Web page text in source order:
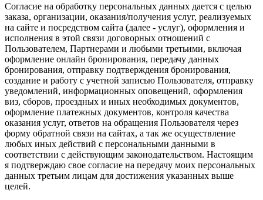
Согласие на обработку персональных данных дается с целью
заказа, организации, оказания/получения услуг, реализуемых
на сайте и посредством сайта (далее - услуг), оформления и
исполнения в этой связи договорных отношений с
Пользователем, Партнерами и любыми третьими, включая
оформление онлайн бронирования, передачу данных
бронирования, отправку подтверждения бронирования,
создание и работу с учетной записью Пользователя, отправку
уведомлений, информационных оповещений, оформления
виз, сборов, проездных и иных необходимых документов,
оформление платежных документов, контроля качества
оказания услуг, ответов на обращения Пользователя через
форму обратной связи на сайтах, а так же осуществление
любых иных действий с персональными данными в
соответствии с действующим законодательством. Настоящим
я подтверждаю свое согласие на передачу моих персональных
данных третьим лицам для достижения указанных выше
целей.